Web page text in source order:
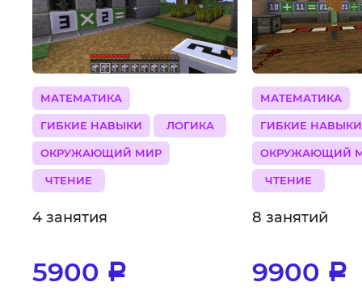
МАТЕМАТИКА
ГИБКИЕ НАВЫКИ ЛОГИКА
ОКРУЖАЮЩИЙ МИР
ЧТЕНИЕ
4 занятия
5900 Р
МАТЕМАТИКА
ГИБКИЕ НАВЫКИ
ОКРУЖАЮЩИЙ
ЧТЕНИЕ
8 занятий
9900 Р